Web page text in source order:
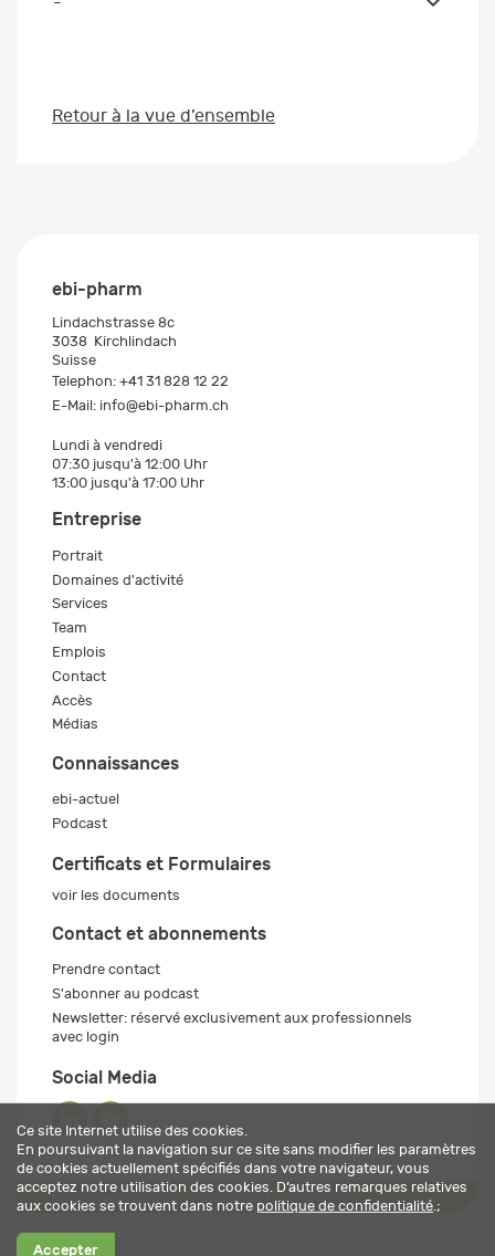
Retour à la vue d’ensemble
ebi-pharm
Lindachstrasse 8c
3038 Kirchlindach
Suisse
Telephon: +41 31 828 12 22
E-Mail: info@ebi-pharm.ch
Lundi à vendredi
07:30 jusqu'à 12:00 Uhr
13:00 jusqu'à 17:00 Uhr
Entreprise
Portrait
Domaines d'activité
Services
Team
Emplois
Contact
Accès
Médias
Connaissances
ebi-actuel
Podcast
Certificats et Formulaires
voir les documents
Contact et abonnements
Prendre contact
S'abonner au podcast
Newsletter: réservé exclusivement aux professionnels
avec login
Social Media
Ce site Internet utilise des cookies.
En poursuivant la navigation sur ce site sans modifier les paramètres
de cookies actuellement spécifiés dans votre navigateur, vous
acceptez notre utilisation des cookies. D’autres remarques relatives
aux cookies se trouvent dans notre politique de confidentialité .;
Accepter